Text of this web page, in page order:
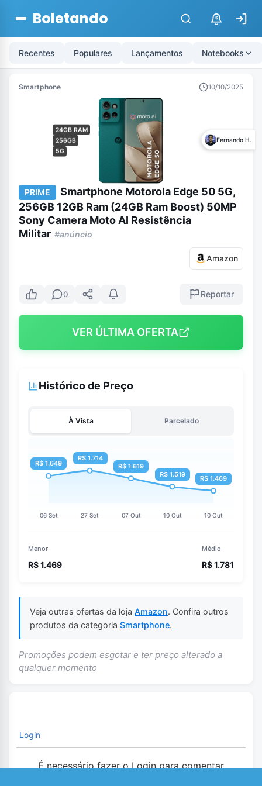
Boletando $
Recentes Populares Lançamentos Notebooks
Smartphone 10/10/2025
24GB RAM
256GB
5G
Fernando H.
PRIME
Smartphone Motorola Edge 50 5G,
256GB 12GB Ram (24GB Ram Boost) 50MP
Sony Camera Moto AI Resistência
Militar #anúncio
Amazon
0 Reportar
VER ÚLTIMA OFERTA
Histórico de Preço
À Vista Parcelado
Menor
R$ 1.469
Médio
R$ 1.781
Veja outras ofertas da loja Amazon. Confira outros
produtos da categoria Smartphone.
Promoções podem esgotar e ter preço alterado a
qualquer momento
Login
É necessário fazer o Login para comentar